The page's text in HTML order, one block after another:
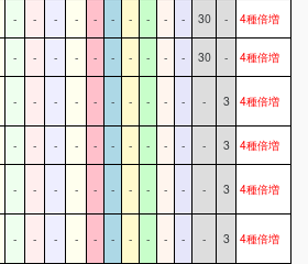
- - - - - - - - - - 30 - 4種倍増
- - - - - - - - - - 30 - 4種倍増
- - - - - - - - - - - 3 4種倍増
- - - - - - - - - - - 3 4種倍増
- - - - - - - - - - - 3 4種倍増
- - - - - - - - - - - 3 4種倍増